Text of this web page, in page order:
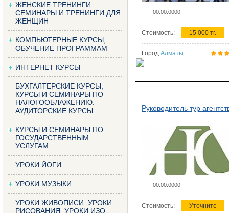
ЖЕНСКИЕ ТРЕНИНГИ.
СЕМИНАРЫ И ТРЕНИНГИ ДЛЯ
ЖЕНЩИН
КОМПЬЮТЕРНЫЕ КУРСЫ,
ОБУЧЕНИЕ ПРОГРАММАМ
ИНТЕРНЕТ КУРСЫ
БУХГАЛТЕРСКИЕ КУРСЫ,
КУРСЫ И СЕМИНАРЫ ПО
НАЛОГООБЛАЖЕНИЮ.
АУДИТОРСКИЕ КУРСЫ
КУРСЫ И СЕМИНАРЫ ПО
ГОСУДАРСТВЕННЫМ
УСЛУГАМ
УРОКИ ЙОГИ
УРОКИ МУЗЫКИ
УРОКИ ЖИВОПИСИ. УРОКИ
РИСОВАНИЯ. УРОКИ ИЗО
00.00.0000
Стоимость: 15 000 тг.
Город Алматы
Руководитель тур
00.00.0000
Стоимость: Уточните